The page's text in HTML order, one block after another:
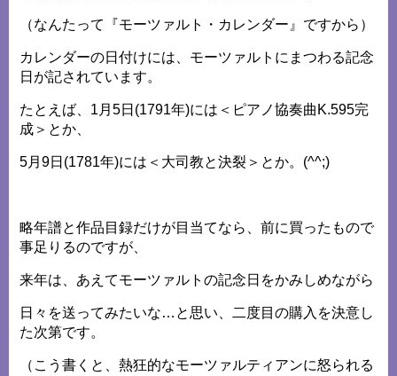
（なんたって『モーツァルト・カレンダー』ですから）
カレンダーの日付けには、モーツァルトにまつわる記念
日が記されています。
たとえば、1月5日(1791年)には＜ピアノ協奏曲K.595完
成＞とか、
5月9日(1781年)には＜大司教と決裂＞とか。(^^;)
略年譜と作品目録だけが目当てなら、前に買ったもので
事足りるのですが、
来年は、あえてモーツァルトの記念日をかみしめながら
日々を送ってみたいな…と思い、二度目の購入を決意し
た次第です。
（こう書くと、熱狂的なモーツァルティアンに怒られる